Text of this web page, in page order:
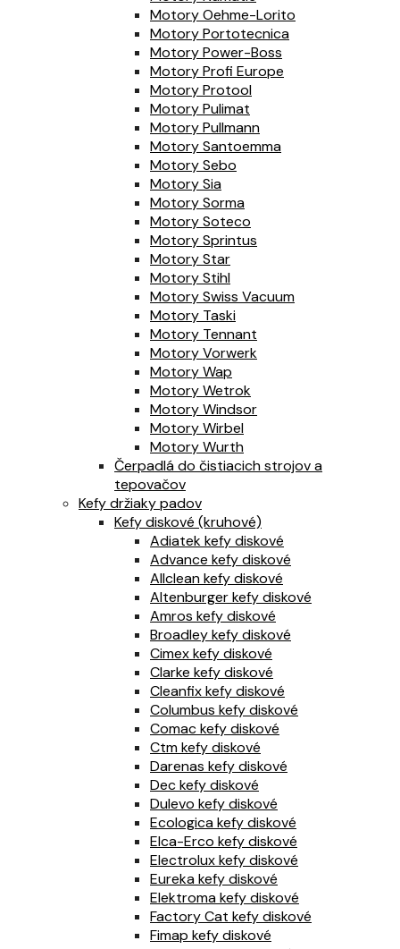
Motory Oehme-Lorito
Motory Portotecnica
Motory Power-Boss
Motory Profi Europe
Motory Protool
Motory Pulimat
Motory Pullmann
Motory Santoemma
Motory Sebo
Motory Sia
Motory Sorma
Motory Soteco
Motory Sprintus
Motory Star
Motory Stihl
Motory Swiss Vacuum
Motory Taski
Motory Tennant
Motory Vorwerk
Motory Wap
Motory Wetrok
Motory Windsor
Motory Wirbel
Motory Wurth
Čerpadlá do čistiacich strojov a
tepovačov
Kefy držiaky padov
Kefy diskové (kruhové)
Adiatek kefy diskové
Advance kefy diskové
Allclean kefy diskové
Altenburger kefy diskové
Amros kefy diskové
Broadley kefy diskové
Cimex kefy diskové
Clarke kefy diskové
Cleanfix kefy diskové
Columbus kefy diskové
Comac kefy diskové
Ctm kefy diskové
Darenas kefy diskové
Dec kefy diskové
Dulevo kefy diskové
Ecologica kefy diskové
Elca-Erco kefy diskové
Electrolux kefy diskové
Eureka kefy diskové
Elektroma kefy diskové
Factory Cat kefy diskové
Fimap kefy diskové